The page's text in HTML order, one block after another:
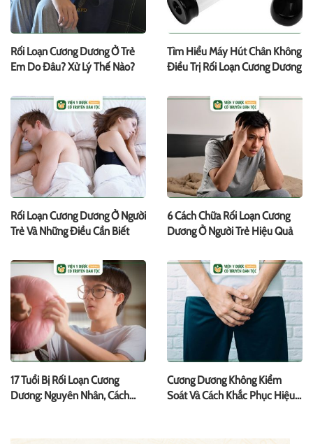
Rối Loạn Cương Dương Ở Trẻ
Em Do Đâu? Xử Lý Thế Nào?
Tìm Hiểu Máy Hút Chân Không
Điều Trị Rối Loạn Cương Dương
Rối Loạn Cương Dương Ở Người
Trẻ Và Những Điều Cần Biết
6 Cách Chữa Rối Loạn Cương
Dương Ở Người Trẻ ‎Hiệu Quả
17 Tuổi Bị Rối Loạn Cương
Dương: Nguyên Nhân, Cách
Cương Dương Không Kiểm
Soát Và Cách Khắc Phục Hiệu